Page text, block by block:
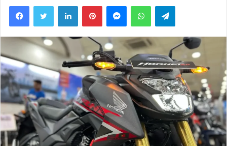
FacebookTwitter LinkedInPinterestMessengerWhatsAppTelegram